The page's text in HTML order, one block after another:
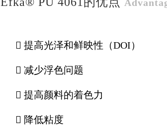
 提高光泽和鲜映性（DOI）
 减少浮色问题
 提高颜料的着色力
 降低粘度